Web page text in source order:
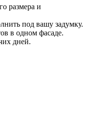
размера и
под вашу задумку.
в одном фасаде.
дней.